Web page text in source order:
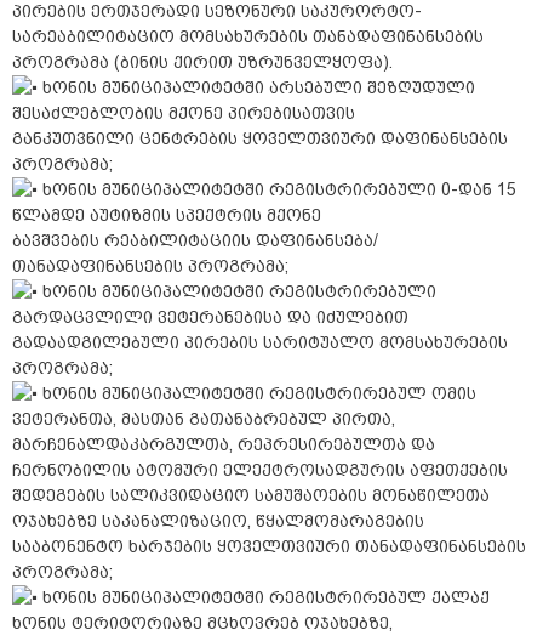
პირების ერთჯერადი სეზონური საკურორტო-
სარეაბილიტაციო მომსახურების თანადაფინანსების
პროგრამა (ბინის ქირით უზრუნველყოფა).
ხონის მუნიციპალიტეტში არსებული შეზღუდული
შესაძლებლობის მქონე პირებისათვის
განკუთვნილი ცენტრების ყოველთვიური დაფინანსების
პროგრამა;
ხონის მუნიციპალიტეტში რეგისტრირებული 0-დან 15
წლამდე აუტიზმის სპექტრის მქონე
ბავშვების რეაბილიტაციის დაფინანსება/
თანადაფინანსების პროგრამა;
ხონის მუნიციპალიტეტში რეგისტრირებული
გარდაცვლილი ვეტერანებისა და იძულებით
გადაადგილებული პირების სარიტუალო მომსახურების
პროგრამა;
ხონის მუნიციპალიტეტში რეგისტრირებულ ომის
ვეტერანთა, მასთან გათანაბრებულ პირთა,
მარჩენალდაკარგულთა, რეპრესირებულთა და
ჩერნობილის ატომური ელექტროსადგურის აფეთქების
შედეგების სალიკვიდაციო სამუშაოების მონაწილეთა
ოჯახებზე საკანალიზაციო, წყალმომარაგების
სააბონენტო ხარჯების ყოველთვიური თანადაფინანსების
პროგრამა;
ხონის მუნიციპალიტეტში რეგისტრირებულ ქალაქ
ხონის ტერიტორიაზე მცხოვრებ ოჯახებზე,